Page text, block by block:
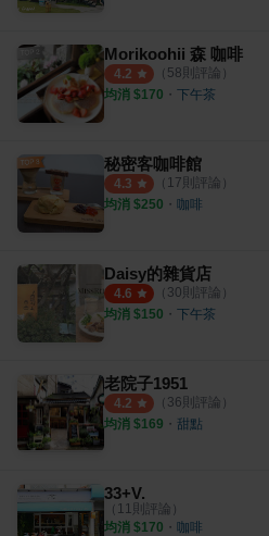
Morikoohii 森 咖啡
4.2 （ 58則評論）
均消 $170 ・ 下午茶
秘密客咖啡館
4.3 （ 17則評論）
均消 $250 ・ 咖啡
Daisy的雜貨店
4.6 （ 30則評論）
均消 $150 ・ 下午茶
老院子1951
4.2 （ 36則評論）
均消 $169 ・ 甜點
33+V.
（ 11 則評論）
均消 $170 ・ 咖啡